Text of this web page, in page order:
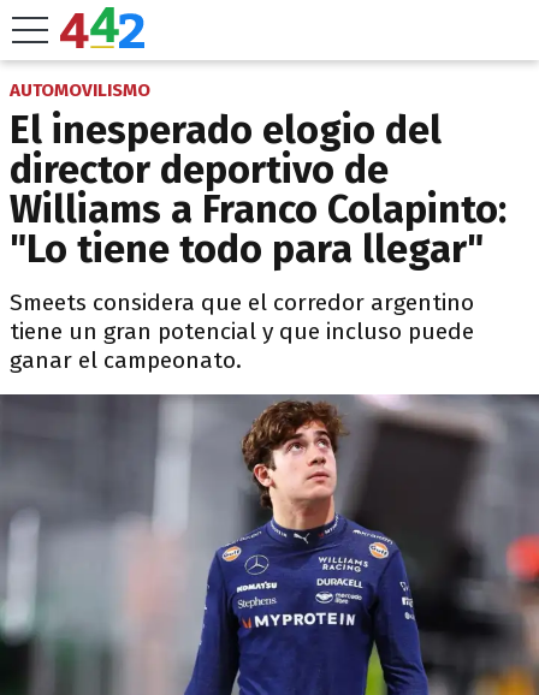
AUTOMOVILISMO
El inesperado elogio del
director deportivo de
Williams a Franco Colapinto:
"Lo tiene todo para llegar"
Smeets considera que el corredor argentino
tiene un gran potencial y que incluso puede
ganar el campeonato.